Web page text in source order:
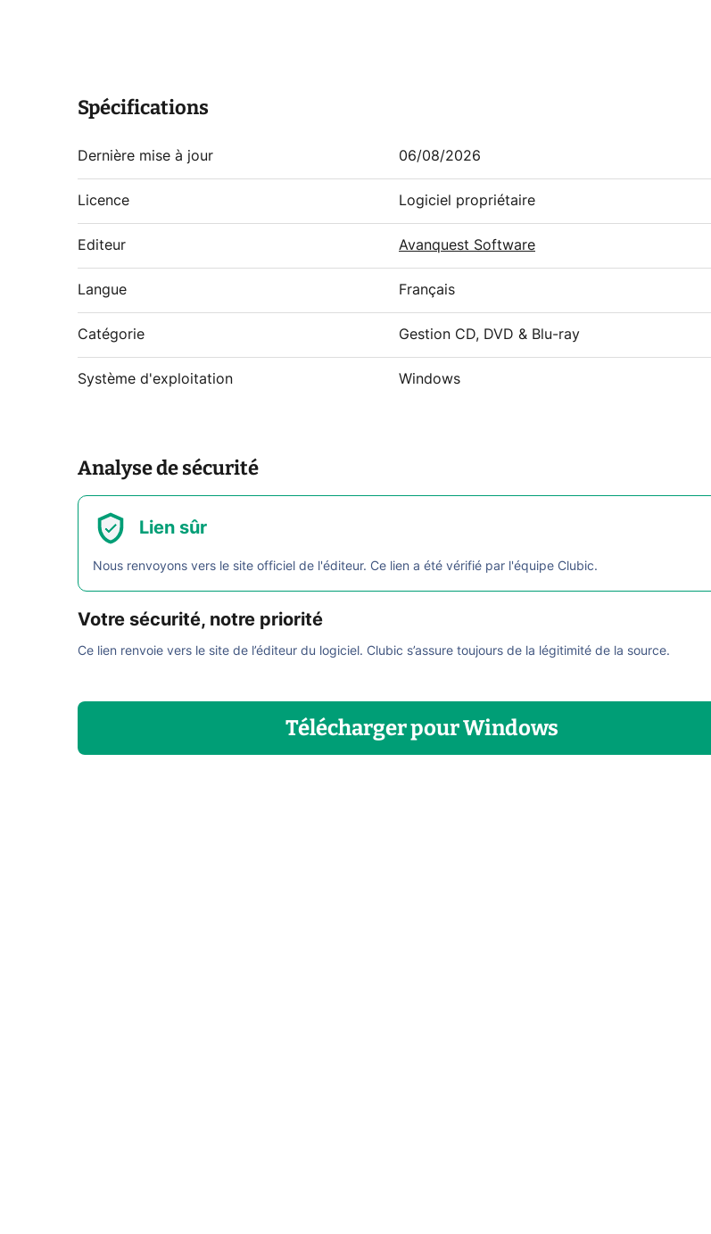
Spécifications
Dernière mise à jour 06/08/2026
Licence Logiciel propriétaire
Editeur Avanquest Software
Langue Français
Catégorie Gestion CD, DVD & Blu-ray
Système d'exploitation Windows
Analyse de sécurité
Lien sûr
Nous renvoyons vers le site officiel de l'éditeur. Ce lien a été vérifié par l'équipe Clubic.
Votre sécurité, notre priorité
Ce lien renvoie vers le site de l’éditeur du logiciel. Clubic s’assure toujours de la légitimité de la source.
TéléchargerpourWindows